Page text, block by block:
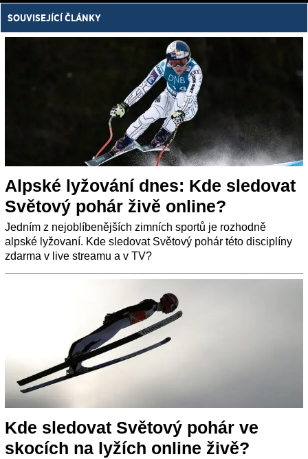
SOUVISEJÍCÍ ČLÁNKY
Alpské lyžování dnes: Kde sledovat
Světový pohár živě online?
Jedním z nejoblíbenějších zimních sportů je rozhodně
alpské lyžovaní. Kde sledovat Světový pohár této disciplíny
zdarma v live streamu a v TV?
Kde sledovat Světový pohár ve
skocích na lyžích online živě?